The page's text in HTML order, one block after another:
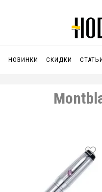
НОВИНКИ СКИДКИ